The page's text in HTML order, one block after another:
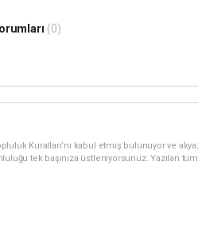
(0)
Kuralları’nı kabul etmiş bulunuyor ve
tek başınıza üstleniyorsunuz. Yazılan